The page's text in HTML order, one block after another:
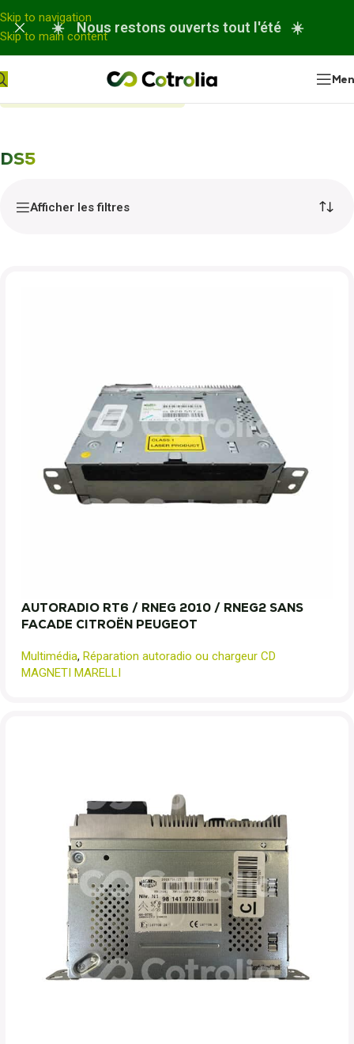
Panneau de gestion des cookies
Skip to navigation
Skip to main content
☀️ Nous restons ouverts tout l'été ☀️
DS5
Afficher les filtres
AUTORADIO RT6 / RNEG 2010 / RNEG2 SANS
FACADE CITROËN PEUGEOT
Multimédia, Réparation autoradio ou chargeur CD
MAGNETI MARELLI